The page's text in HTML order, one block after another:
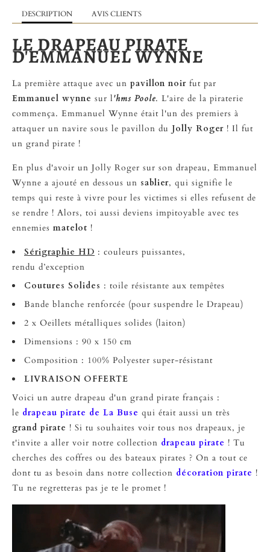
DESCRIPTION AVIS CLIENTS
LE DRAPEAU PIRATE
D'EMMANUEL WYNNE
La première attaque avec un pavillon noir fut par
Emmanuel wynne sur l'hms Poole. L'aire de la piraterie
commença. Emmanuel Wynne était l'un des premiers à
attaquer un navire sous le pavillon du Jolly Roger ! Il fut
un grand pirate !
En plus d'avoir un Jolly Roger sur son drapeau, Emmanuel
Wynne a ajouté en dessous un sablier, qui signifie le
temps qui reste à vivre pour les victimes si elles refusent de
se rendre ! Alors, toi aussi deviens impitoyable avec tes
ennemies matelot !
Sérigraphie HD : couleurs puissantes,
rendu d’exception
Coutures Solides : toile résistante aux tempêtes
Bande blanche renforcée (pour suspendre le Drapeau)
2 x Oeillets métalliques solides (laiton)
Dimensions : 90 x 150 cm
Composition : 100% Polyester super-résistant
LIVRAISON OFFERTE
Voici un autre drapeau d'un grand pirate français :
le drapeau pirate de La Buse qui était aussi un très
grand pirate ! Si tu souhaites voir tous nos drapeaux, je
t'invite a aller voir notre collection drapeau pirate ! Tu
cherches des coffres ou des bateaux pirates ? On a tout ce
dont tu as besoin dans notre collection décoration pirate !
Tu ne regretteras pas je te le promet !